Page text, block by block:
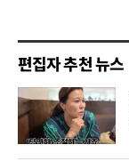
편집자 추천 뉴스